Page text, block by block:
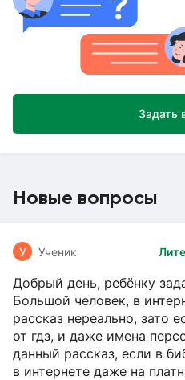
Задать
Новые вопросы
У Ученик
Добрый день, ребёнку
Большой человек, в
рассказ нереально, зато
от гдз, и даже имена
данный рассказ, если в
в интернете даже на